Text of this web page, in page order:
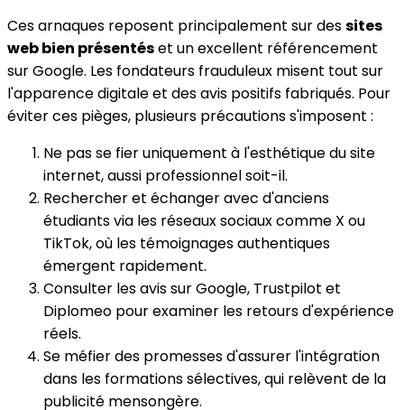
Ces arnaques reposent principalement sur dessites
web bien présentéset un excellent référencement
sur Google. Les fondateurs frauduleux misent tout sur
l'apparence digitale et des avis positifs fabriqués. Pour
éviter ces pièges, plusieurs précautions s'imposent :
Ne pas se fier uniquement à l'esthétique du site
internet, aussi professionnel soit-il.
Rechercher et échanger avec d'anciens
étudiants via les réseaux sociaux comme X ou
TikTok, où les témoignages authentiques
émergent rapidement.
Consulter les avis sur Google, Trustpilot et
Diplomeo pour examiner les retours d'expérience
réels.
Se méfier des promesses d'assurer l'intégration
dans les formations sélectives, qui relèvent de la
publicité mensongère.